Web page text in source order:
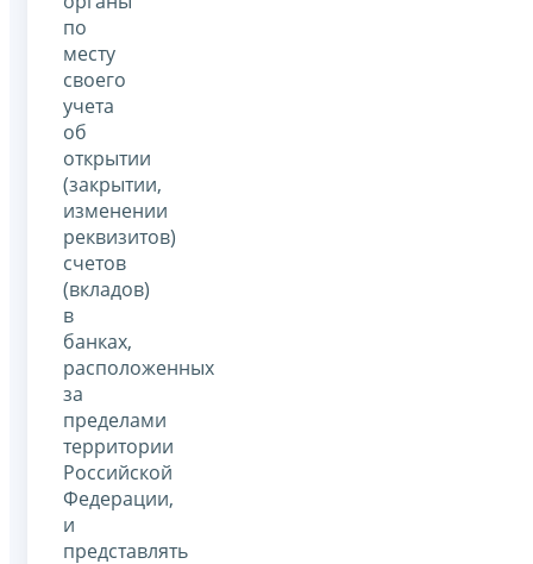
по
месту
своего
учета
об
открытии
(закрытии,
изменении
реквизитов)
счетов
(вкладов)
в
банках,
расположенных
за
пределами
территории
Российской
Федерации,
и
представлять